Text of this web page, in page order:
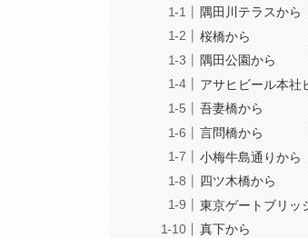
隅田川テラスから
桜橋から
隅田公園から
アサヒビール本社
吾妻橋から
言問橋から
小梅牛島通りから
四ツ木橋から
東京ゲートブリッ
真下から